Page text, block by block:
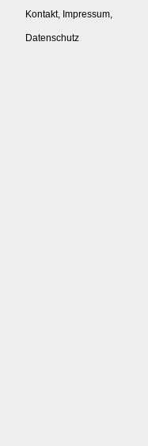
Kontakt, Impressum,
Datenschutz